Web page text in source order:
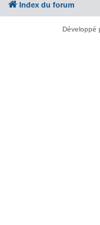
Index du forum
Développé